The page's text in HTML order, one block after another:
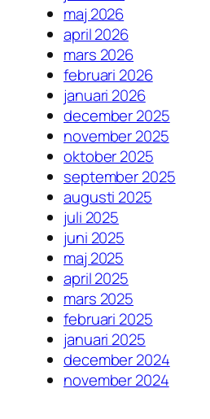
maj 2026
april 2026
mars 2026
februari 2026
januari 2026
december 2025
november 2025
oktober 2025
september 2025
augusti 2025
juli 2025
juni 2025
maj 2025
april 2025
mars 2025
februari 2025
januari 2025
december 2024
november 2024